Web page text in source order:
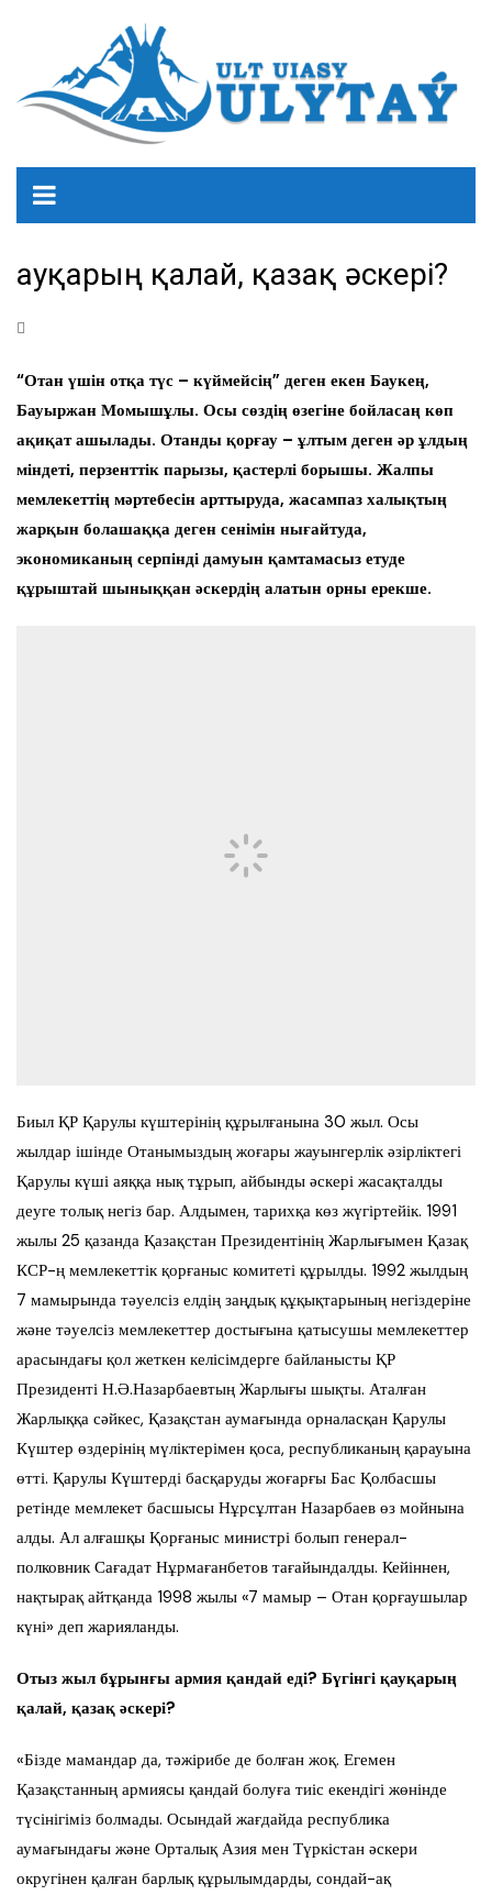
Қауқарың қалай, қазақ әскері?
“Отан үшін отқа түс – күймейсің” деген екен Баукең,
Бауыржан Момышұлы. Осы сөздің өзегіне бойласаң көп
ақиқат ашылады. Отанды қорғау – ұлтым деген әр ұлдың
міндеті, перзенттік парызы, қастерлі борышы. Жалпы
мемлекеттің мәртебесін арттыруда, жасампаз халықтың
жарқын болашаққа деген сенімін нығайтуда,
экономиканың серпінді дамуын қамтамасыз етуде
құрыштай шыныққан әскердің алатын орны ерекше.
Биыл ҚР Қарулы күштерінің құрылғанына 30 жыл. Осы
жылдар ішінде Отанымыздың жоғары жауынгерлік әзірліктегі
Қарулы күші аяққа нық тұрып, айбынды әскері жасақталды
деуге толық негіз бар. Алдымен, тарихқа көз жүгіртейік. 1991
жылы 25 қазанда Қазақстан Президентінің Жарлығымен Қазақ
КСР-ң мемлекеттік қорғаныс комитеті құрылды. 1992 жылдың
7 мамырында тәуелсіз елдің заңдық құқықтарының негіздеріне
және тәуелсіз мемлекеттер достығына қатысушы мемлекеттер
арасындағы қол жеткен келісімдерге байланысты ҚР
Президенті Н.Ә.Назарбаевтың Жарлығы шықты. Аталған
Жарлыққа сәйкес, Қазақстан аумағында орналасқан Қарулы
Күштер өздерінің мүліктерімен қоса, республиканың қарауына
өтті. Қарулы Күштерді басқаруды жоғарғы Бас Қолбасшы
ретінде мемлекет басшысы Нұрсұлтан Назарбаев өз мойнына
алды. Ал алғашқы Қорғаныс министрі болып генерал-
полковник Сағадат Нұрмағанбетов тағайындалды. Кейіннен,
нақтырақ айтқанда 1998 жылы «7 мамыр – Отан қорғаушылар
күні» деп жарияланды.
Отыз жыл бұрынғы армия қандай еді? Бүгінгі қауқарың
қалай, қазақ әскері?
«Бізде мамандар да, тәжірибе де болған жоқ. Егемен
Қазақстанның армиясы қандай болуға тиіс екендігі жөнінде
түсінігіміз болмады. Осындай жағдайда республика
аумағындағы және Орталық Азия мен Түркістан әскери
округінен қалған барлық құрылымдарды, сондай-ақ